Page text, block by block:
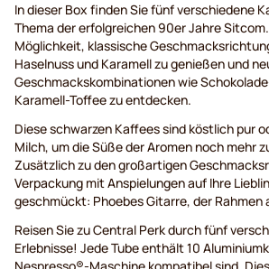
In dieser Box finden Sie fünf verschiedene
Thema der erfolgreichen 90er Jahre
Möglichkeit, klassische
Haselnuss und Karamell zu genießen und
Geschmackskombinationen wie
Karamell-Toffee zu entdecken.
Diese schwarzen Kaffees sind köstlich pur
Milch, um die Süße der Aromen noch mehr
Zusätzlich zu den großartigen
Verpackung mit Anspielungen auf Ihre
geschmückt: Phoebes Gitarre, der Rahmen
Reisen Sie zu Central Perk durch fünf
Erlebnisse! Jede Tube enthält 10